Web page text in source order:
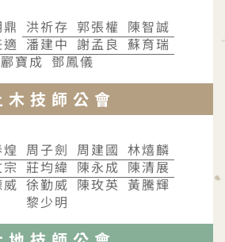
酈寶成 鄧鳳儀
木技師公會
威 徐勤威 陳玫英 黃騰輝
黎少明